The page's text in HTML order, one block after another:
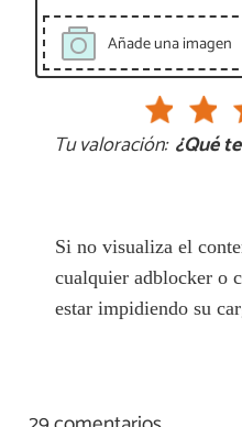
Añade una imagen
Tu valoración: ¿Qué
Si no visualiza el
cualquier adblocker o
estar impidiendo su